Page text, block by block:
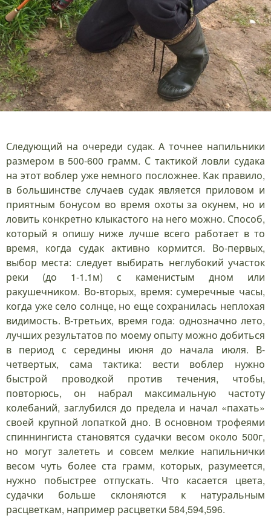
Следующий на очереди судак. А точнее напильники
размером в 500-600 грамм. С тактикой ловли судака
на этот воблер уже немного посложнее. Как правило,
в большинстве случаев судак является приловом и
приятным бонусом во время охоты за окунем, но и
ловить конкретно клыкастого на него можно. Способ,
который я опишу ниже лучше всего работает в то
время, когда судак активно кормится. Во-первых,
выбор места: следует выбирать неглубокий участок
реки (до 1-1.1м) с каменистым дном или
ракушечником. Во-вторых, время: сумеречные часы,
когда уже село солнце, но еще сохранилась неплохая
видимость. В-третьих, время года: однозначно лето,
лучших результатов по моему опыту можно добиться
в период с середины июня до начала июля. В-
четвертых, сама тактика: вести воблер нужно
быстрой проводкой против течения, чтобы,
повторюсь, он набрал максимальную частоту
колебаний, заглубился до предела и начал «пахать»
своей крупной лопаткой дно. В основном трофеями
спиннингиста становятся судачки весом около 500г,
но могут залететь и совсем мелкие напильнички
весом чуть более ста грамм, которых, разумеется,
нужно побыстрее отпускать. Что касается цвета,
судачки больше склоняются к натуральным
расцветкам, например расцветки 584,594,596.